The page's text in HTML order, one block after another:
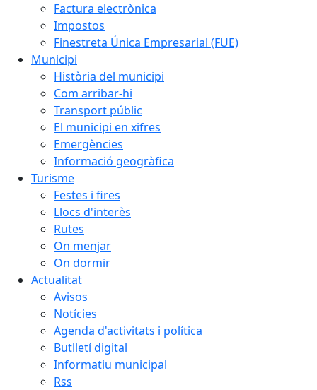
Factura electrònica
Impostos
Finestreta Única Empresarial (FUE)
Municipi
Història del municipi
Com arribar-hi
Transport públic
El municipi en xifres
Emergències
Informació geogràfica
Turisme
Festes i fires
Llocs d'interès
Rutes
On menjar
On dormir
Actualitat
Avisos
Notícies
Agenda d'activitats i política
Butlletí digital
Informatiu municipal
Rss